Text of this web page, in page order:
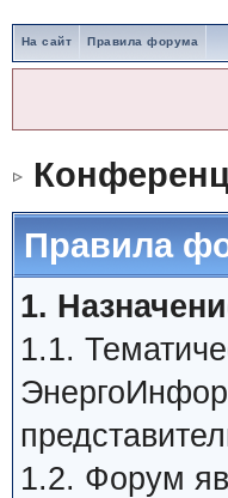
На сайт Правила форума
Правила
1.
1.1.
1.2. Форум